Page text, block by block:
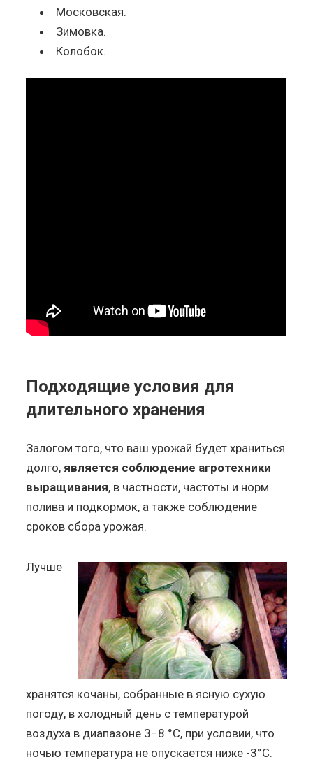
Московская.
Зимовка.
Колобок.
Подходящие условия для
длительного хранения
Залогом того, что ваш урожай будет храниться
долго, является соблюдение агротехники
выращивания, в частности, частоты и норм
полива и подкормок, а также соблюдение
сроков сбора урожая.
Лучше
хранятся кочаны, собранные в ясную сухую
погоду, в холодный день с температурой
воздуха в диапазоне 3−8 °С, при условии, что
ночью температура не опускается ниже -3°C.